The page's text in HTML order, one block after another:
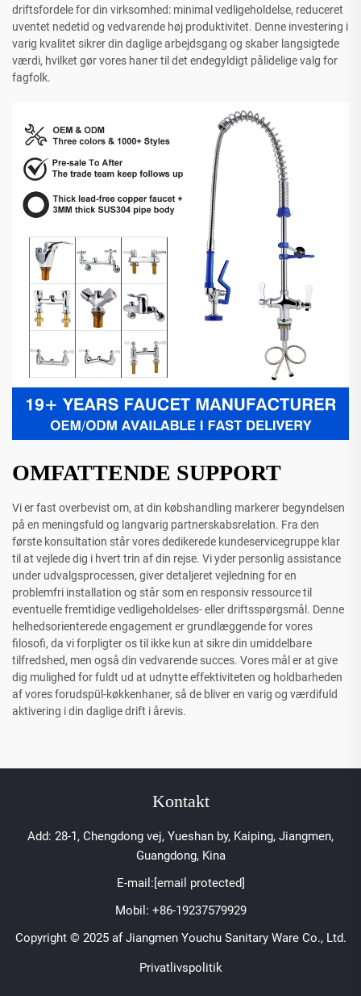
driftsfordele for din virksomhed: minimal vedligeholdelse, reduceret
uventet nedetid og vedvarende høj produktivitet. Denne investering i
varig kvalitet sikrer din daglige arbejdsgang og skaber langsigtede
værdi, hvilket gør vores haner til det endegyldigt pålidelige valg for
fagfolk.
OMFATTENDE SUPPORT
Vi er fast overbevist om, at din købshandling markerer begyndelsen
på en meningsfuld og langvarig partnerskabsrelation. Fra den
første konsultation står vores dedikerede kundeservicegruppe klar
til at vejlede dig i hvert trin af din rejse. Vi yder personlig assistance
under udvalgsprocessen, giver detaljeret vejledning for en
problemfri installation og står som en responsiv ressource til
eventuelle fremtidige vedligeholdelses- eller driftsspørgsmål. Denne
helhedsorienterede engagement er grundlæggende for vores
filosofi, da vi forpligter os til ikke kun at sikre din umiddelbare
tilfredshed, men også din vedvarende succes. Vores mål er at give
dig mulighed for fuldt ud at udnytte effektiviteten og holdbarheden
af vores forudspül-køkkenhaner, så de bliver en varig og værdifuld
aktivering i din daglige drift i årevis.
Kontakt
Add: 28-1, Chengdong vej, Yueshan by, Kaiping, Jiangmen,
Guangdong, Kina
E-mail:[email protected]
Mobil: +86-19237579929
Copyright © 2025 af Jiangmen Youchu Sanitary Ware Co., Ltd.
Privatlivspolitik